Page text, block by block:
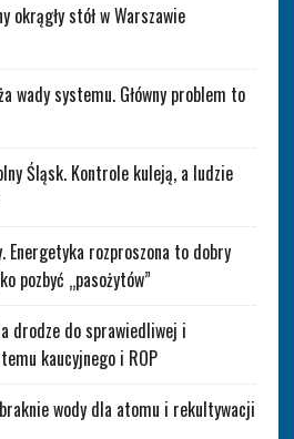
okrągły stół w Warszawie
wady systemu. Główny problem to
Śląsk. Kontrole kuleją, a ludzie
rozproszona to dobry
pozbyć „pasożytów”
drodze do sprawiedliwej i
kaucyjnego i ROP
wody dla atomu i rekultywacji